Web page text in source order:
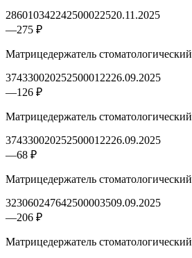
286010342242500022520.11.2025
—275 ₽
Матрицедержатель стоматологический
374330020252500012226.09.2025
—126 ₽
Матрицедержатель стоматологический
374330020252500012226.09.2025
—68 ₽
Матрицедержатель стоматологический
323060247642500003509.09.2025
—206 ₽
Матрицедержатель стоматологический